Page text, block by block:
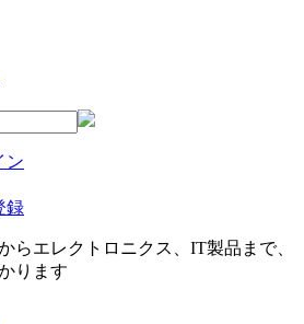
らエレクトロニクス、IT製品まで、
ります